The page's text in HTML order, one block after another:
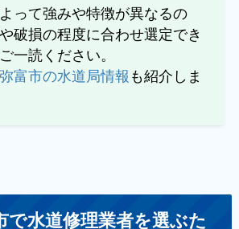
って強みや特徴が異なるの
破損の程度に合わせ選定でき
一読ください。
弥富市の水道局情報も紹介しま
で水道修理業者を選ぶた